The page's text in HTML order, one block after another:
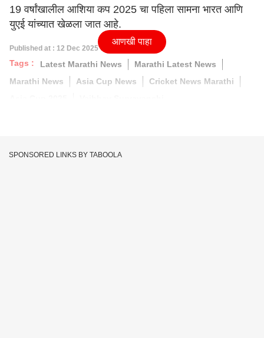
19 वर्षांखालील आशिया कप 2025 चा पहिला सामना भारत आणि
युएई यांच्यात खेळला जात आहे.
Published at : 12 Dec 2025 01:31 PM (IST)
Tags : Latest Marathi News
Marathi Latest News
Marathi News
Asia Cup News
Cricket News Marathi
आणखी पाहा
SPONSORED LINKS BY TABOOLA